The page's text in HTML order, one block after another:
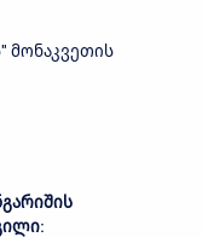
მონაკვეთის